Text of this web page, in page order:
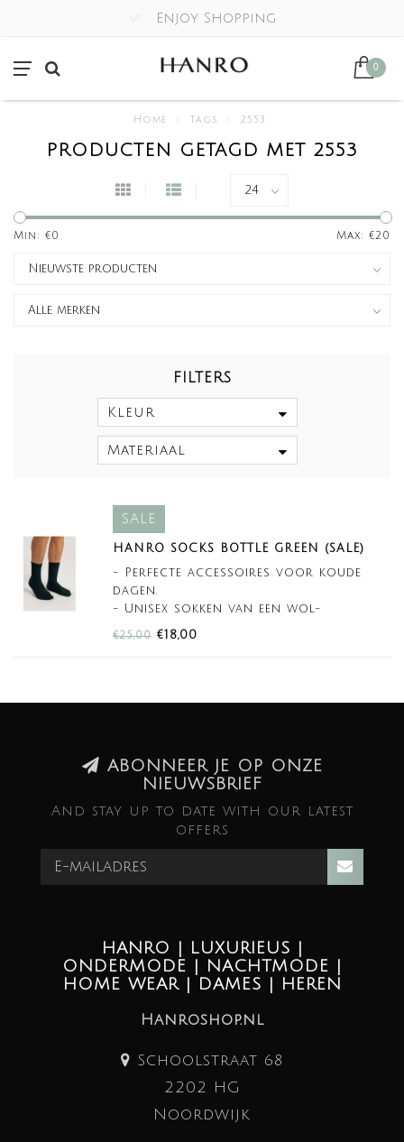
Enjoy Shopping
0
Home Tags 2553
PRODUCTEN GETAGD MET 2553
Min: €0 Max: €20
FILTERS
Kleur
Materiaal
SALE
HANRO SOCKS BOTTLE GREEN (SALE)
- Perfecte accessoires voor koude
dagen.
- Unisex sokken van een wol-
kasjmiermix voor cozy winterlooks.
€25,00 €18,00
ABONNEER JE OP ONZE
NIEUWSBRIEF
And stay up to date with our latest
offers
HANRO | LUXURIEUS |
ONDERMODE | NACHTMODE |
HOME WEAR | DAMES | HEREN
Hanroshop.nl
Schoolstraat 68
2202 HG
Noordwijk